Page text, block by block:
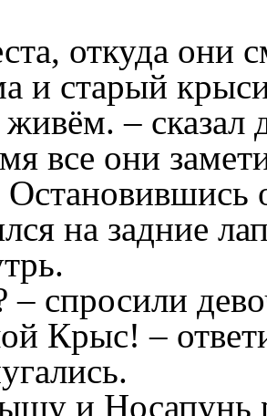
откуда они
и старый
–
все они
Остановившись
на задние
– спросили
Крыс! –
и Носапунь